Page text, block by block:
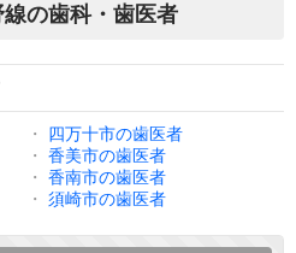
の歯科・歯医者
・
四万十市の歯医者
・
香美市の歯医者
・
香南市の歯医者
・ 須崎市の歯医者